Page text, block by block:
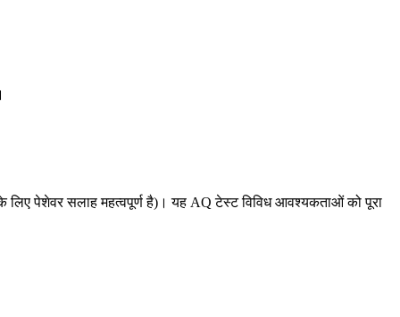
लिए पेशेवर सलाह महत्वपूर्ण है)। यह AQ टेस्ट विविध आवश्यकताओं को पूरा